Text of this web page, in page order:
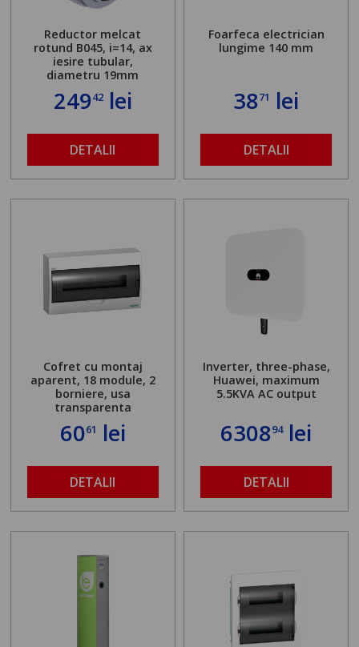
Reductor melcat
rotund B045, i=14, ax
iesire tubular,
diametru 19mm
24942lei
DETALII
Foarfeca electrician
lungime 140 mm
3871 lei
DETALII
Cofret cu montaj
aparent, 18 module, 2
borniere, usa
transparenta
6061 lei
DETALII
Inverter, three-phase,
Huawei, maximum
5.5KVA AC output
630894lei
DETALII